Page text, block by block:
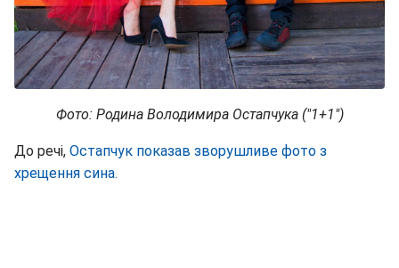
Фото: Родина Володимира Остапчука ("1+1")
До речі, Остапчук показав зворушливе фото з
хрещення сина.